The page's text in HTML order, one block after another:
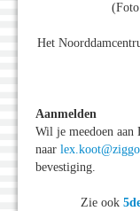
Het
Aanmelden
Wil je meedoen aan
naar
bevestiging.
Zie ook